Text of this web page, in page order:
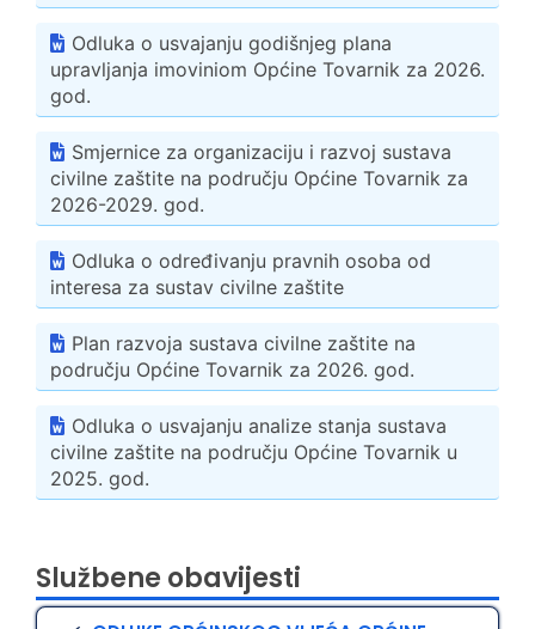
Odluka o usvajanju godišnjeg plana
upravljanja imoviniom Općine Tovarnik za 2026.
god.
Smjernice za organizaciju i razvoj sustava
civilne zaštite na području Općine Tovarnik za
2026-2029. god.
Odluka o određivanju pravnih osoba od
interesa za sustav civilne zaštite
Plan razvoja sustava civilne zaštite na
području Općine Tovarnik za 2026. god.
Odluka o usvajanju analize stanja sustava
civilne zaštite na području Općine Tovarnik u
2025. god.
Službene obavijesti